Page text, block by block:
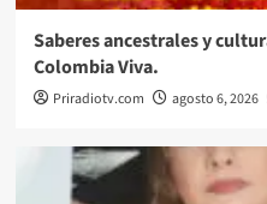
Saberes ancestrales y
Colombia Viva.
Priradiotv.com agosto 6, 2026